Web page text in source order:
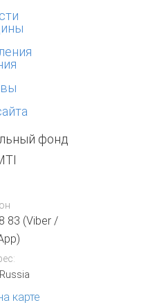
83 (Viber /
карте
фонд